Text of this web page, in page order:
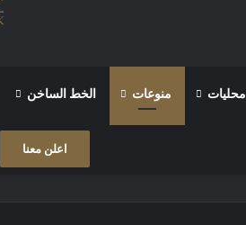
محليات منوعات الخط الساخن
اعلن معنا